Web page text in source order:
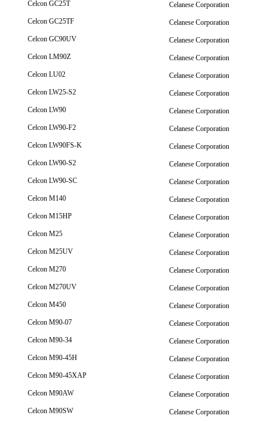
Celcon GC25T
Celanese Corporation
Celcon GC25TF
Celanese Corporation
Celcon GC90UV
Celanese Corporation
Celcon LM90Z
Celanese Corporation
Celcon LU02
Celanese Corporation
Celcon LW25-S2
Celanese Corporation
Celcon LW90
Celanese Corporation
Celcon LW90-F2
Celanese Corporation
Celcon LW90FS-K
Celanese Corporation
Celcon LW90-S2
Celanese Corporation
Celcon LW90-SC
Celanese Corporation
Celcon M140
Celanese Corporation
Celcon M15HP
Celanese Corporation
Celcon M25
Celanese Corporation
Celcon M25UV
Celanese Corporation
Celcon M270
Celanese Corporation
Celcon M270UV
Celanese Corporation
Celcon M450
Celanese Corporation
Celcon M90-07
Celanese Corporation
Celcon M90-34
Celanese Corporation
Celcon M90-45H
Celanese Corporation
Celcon M90-45XAP
Celanese Corporation
Celcon M90AW
Celanese Corporation
Celcon M90SW
Celanese Corporation